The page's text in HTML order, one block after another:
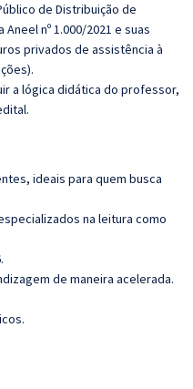
de Distribuição de
nº 1.000/2021 e suas
privados de assistência à
a lógica didática do professor,
ideais para quem busca
na leitura como
de maneira acelerada.